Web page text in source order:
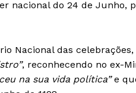
nacional do 24 de Junho,
Nacional das
, reconhecendo no ex-
na sua vida política”e